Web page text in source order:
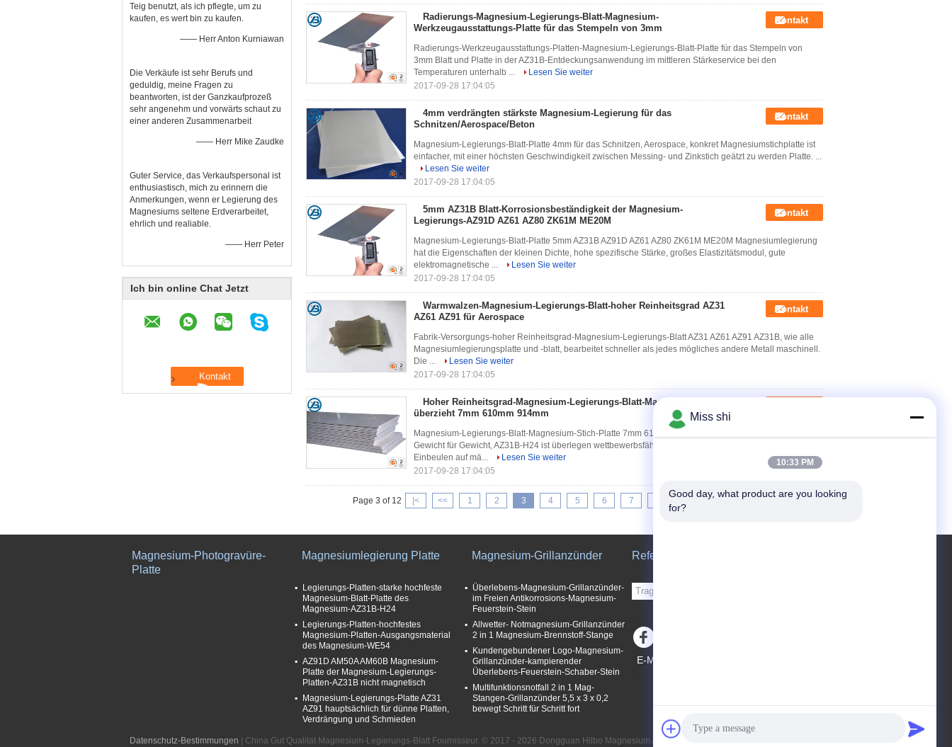
Teig benutzt, als ich pflegte, um zu
kaufen, es wert bin zu kaufen.
—— Herr Anton Kurniawan
Die Verkäufe ist sehr Berufs und
geduldig, meine Fragen zu
beantworten, ist der Ganzkaufprozeß
sehr angenehm und vorwärts schaut zu
einer anderen Zusammenarbeit
—— Herr Mike Zaudke
Guter Service, das Verkaufspersonal ist
enthusiastisch, mich zu erinnern die
Anmerkungen, wenn er Legierung des
Magnesiums seltene Erdverarbeitet,
ehrlich und realiable.
—— Herr Peter
Ich bin online Chat Jetzt
Radierungs-Magnesium-Legierungs-Blatt-Magnesium-
Werkzeugausstattungs-Platte für das Stempeln von 3mm
Kontakt
Radierungs-Werkzeugausstattungs-Platten-Magnesium-Legierungs-Blatt-Platte für das Stempeln von
3mm Blatt und Platte in der AZ31B-Entdeckungsanwendung im mittleren Stärkeservice bei den
Temperaturen unterhalb ...
Lesen Sie weiter
2017-09-28 17:04:05
4mm verdrängten stärkste Magnesium-Legierung für das
Schnitzen/Aerospace/Beton
Kontakt
Magnesium-Legierungs-Blatt-Platte 4mm für das Schnitzen, Aerospace, konkret Magnesiumstichplatte ist
einfacher, mit einer höchsten Geschwindigkeit zwischen Messing- und Zinkstich geätzt zu werden Platte. ...
Lesen Sie weiter
2017-09-28 17:04:05
5mm AZ31B Blatt-Korrosionsbeständigkeit der Magnesium-
Legierungs-AZ91D AZ61 AZ80 ZK61M ME20M
Kontakt
Magnesium-Legierungs-Blatt-Platte 5mm AZ31B AZ91D AZ61 AZ80 ZK61M ME20M Magnesiumlegierung
hat die Eigenschaften der kleinen Dichte, hohe spezifische Stärke, großes Elastizitätsmodul, gute
elektromagnetische ...
Lesen Sie weiter
2017-09-28 17:04:05
Warmwalzen-Magnesium-Legierungs-Blatt-hoher Reinheitsgrad AZ31
AZ61 AZ91 für Aerospace
Kontakt
Fabrik-Versorgungs-hoher Reinheitsgrad-Magnesium-Legierungs-Blatt AZ31 AZ61 AZ91 AZ31B, wie alle
Magnesiumlegierungsplatte und -blatt, bearbeitet schneller als jedes mögliches andere Metall maschinell.
Die ...
Lesen Sie weiter
2017-09-28 17:04:05
Hoher Reinheitsgrad-Magnesium-Legierungs-Blatt-Magnesium-Stich
überzieht 7mm 610mm 914mm
Magnesium-Legierungs-Blatt-Magnesium-Stich-Platte 7mm 610mm 914mm Einbuchtungs-Widerstand
Gewicht für Gewicht, AZ31B-H24 ist überlegen wettbewerbsfähigen Materialien in seinem Widerstand zum
Einbeulen auf mä...
Lesen Sie weiter
2017-09-28 17:04:05
Page 3 of 12 |< << 1 2 3 4 5 6 7 10 >>
Magnesium-Photogravüre-
Platte
Magnesiumlegierung Platte
Legierungs-Platten-starke hochfeste
Magnesium-Blatt-Platte des
Magnesium-AZ31B-H24
Legierungs-Platten-hochfestes
Magnesium-Platten-Ausgangsmaterial
des Magnesium-WE54
AZ91D AM50A AM60B Magnesium-
Platte der Magnesium-Legierungs-
Platten-AZ31B nicht magnetisch
Magnesium-Legierungs-Platte AZ31
AZ91 hauptsächlich für dünne Platten,
Verdrängung und Schmieden
Magnesium-Grillanzünder
Überlebens-Magnesium-Grillanzünder-
im Freien Antikorrosions-Magnesium-
Feuerstein-Stein
Allwetter- Notmagnesium-Grillanzünder
2 in 1 Magnesium-Brennstoff-Stange
Kundengebundener Logo-Magnesium-
Grillanzünder-kampierender
Überlebens-Feuerstein-Schaber-Stein
Multifunktionsnotfall 2 in 1 Mag-
Stangen-Grillanzünder 5,5 x 3 x 0,2
bewegt Schritt für Schritt fort
Referenzen
E-Mail
Datenschutz-Bestimmungen | China Gut Qualität Magnesium-Legierungs-Blatt Fournisseur. © 2017 - 2026 Dongguan Hilbo Magnesium Alloy Material Co.,Ltd. All Rights Reserved.
Miss shi
10:33 PM
Good day, what product are you looking
for?